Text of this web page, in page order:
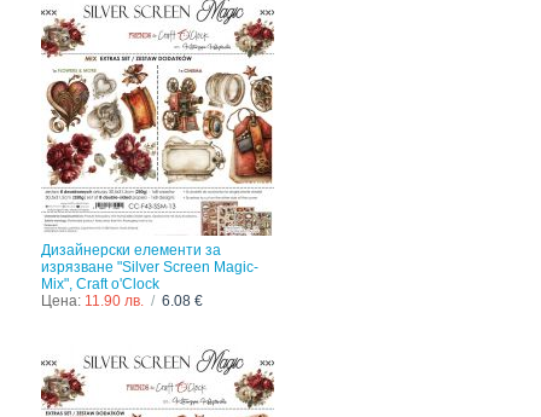
Дизайнерски елементи за
изрязване "Silver Screen Magic-
Mix", Craft o'Clock
Цена: 11.90 лв. / 6.08 €